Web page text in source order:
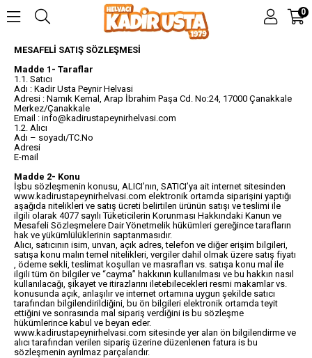
0
MESAFELİ SATIŞ SÖZLEŞMESİ
Madde 1- Taraflar
1.1. Satıcı
Adı : Kadir Usta Peynir Helvasi
Adresi : Namık Kemal, Arap İbrahim Paşa Cd. No:24, 17000 Çanakkale
Merkez/Çanakkale
Email : info@kadirustapeynirhelvasi.com
1.2. Alıcı
Adı – soyadı/TC.No
Adresi
E-mail
Madde 2- Konu
İşbu sözleşmenin konusu, ALICI’nın, SATICI’ya ait internet sitesinden
www.kadirustapeynirhelvasi.com elektronik ortamda siparişini yaptığı
aşağıda nitelikleri ve satış ücreti belirtilen ürünün satışı ve teslimi ile
ilgili olarak 4077 sayılı Tüketicilerin Korunması Hakkındaki Kanun ve
Mesafeli Sözleşmelere Dair Yönetmelik hükümleri gereğince tarafların
hak ve yükümlülüklerinin saptanmasıdır.
Alıcı, satıcının isim, unvan, açık adres, telefon ve diğer erişim bilgileri,
satışa konu malın temel nitelikleri, vergiler dahil olmak üzere satış fiyatı
, ödeme sekli, teslimat koşulları ve masrafları vs. satışa konu mal ile
ilgili tüm ön bilgiler ve “cayma” hakkının kullanılması ve bu hakkın nasıl
kullanılacağı, şikayet ve itirazlarını iletebilecekleri resmi makamlar vs.
konusunda açık, anlaşılır ve internet ortamına uygun şekilde satıcı
tarafından bilgilendirildiğini, bu ön bilgileri elektronik ortamda teyit
ettiğini ve sonrasında mal sipariş verdiğini is bu sözleşme
hükümlerince kabul ve beyan eder.
www.kadirustapeynirhelvasi.com sitesinde yer alan ön bilgilendirme ve
alıcı tarafından verilen sipariş üzerine düzenlenen fatura is bu
sözleşmenin ayrılmaz parçalarıdır.